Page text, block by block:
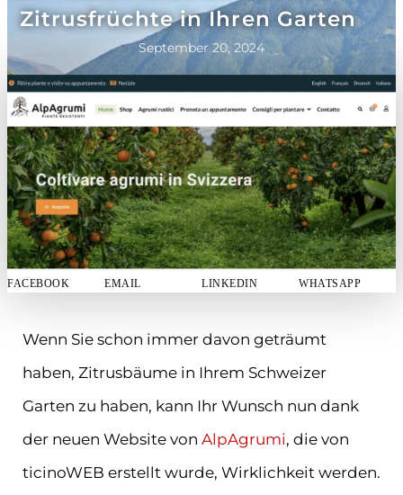
Zitrusfrüchte in Ihren Garten
September 20, 2024
FACEBOOK EMAIL LINKEDIN WHATSAPP
Wenn Sie schon immer davon geträumt
haben, Zitrusbäume in Ihrem Schweizer
Garten zu haben, kann Ihr Wunsch nun dank
der neuen Website von AlpAgrumi, die von
ticinoWEB erstellt wurde, Wirklichkeit werden.